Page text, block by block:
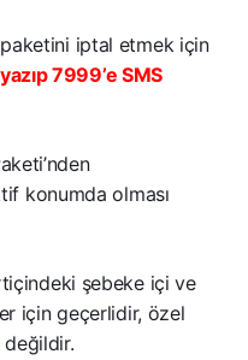
iptal etmek için
7999’e SMS
konumda olması
şebeke içi ve
için geçerlidir, özel
değildir.